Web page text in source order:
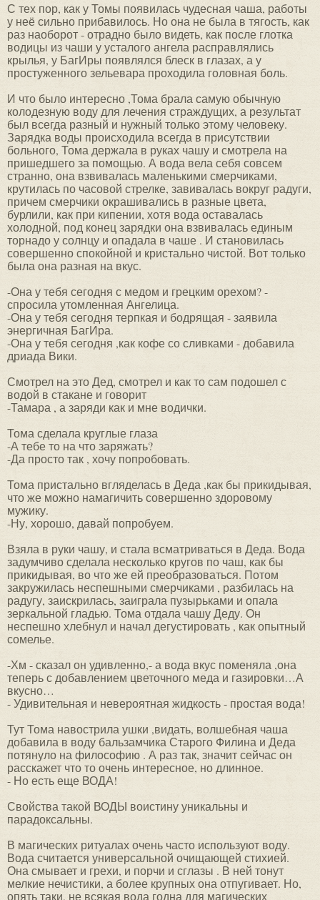
С тех пор, как у Томы появилась чудесная чаша, работы
у неё сильно прибавилось. Но она не была в тягость, как
раз наоборот - отрадно было видеть, как после глотка
водицы из чаши у усталого ангела расправлялись
крылья, у БагИры появлялся блеск в глазах, а у
простуженного зельевара проходила головная боль.
И что было интересно ,Тома брала самую обычную
колодезную воду для лечения страждущих, а результат
был всегда разный и нужный только этому человеку.
Зарядка воды происходила всегда в присутствии
больного, Тома держала в руках чашу и смотрела на
пришедшего за помощью. А вода вела себя совсем
странно, она взвивалась маленькими смерчиками,
крутилась по часовой стрелке, завивалась вокруг радуги,
причем смерчики окрашивались в разные цвета,
бурлили, как при кипении, хотя вода оставалась
холодной, под конец зарядки она взвивалась единым
торнадо у солнцу и опадала в чаше . И становилась
совершенно спокойной и кристально чистой. Вот только
была она разная на вкус.
-Она у тебя сегодня с медом и грецким орехом? -
спросила утомленная Ангелица.
-Она у тебя сегодня терпкая и бодрящая - заявила
энергичная БагИра.
-Она у тебя сегодня ,как кофе со сливками - добавила
дриада Вики.
Смотрел на это Дед, смотрел и как то сам подошел с
водой в стакане и говорит
-Тамара , а заряди как и мне водички.
Тома сделала круглые глаза
-А тебе то на что заряжать?
-Да просто так , хочу попробовать.
Тома пристально вгляделась в Деда ,как бы прикидывая,
что же можно намагичить совершенно здоровому
мужику.
-Ну, хорошо, давай попробуем.
Взяла в руки чашу, и стала всматриваться в Деда. Вода
задумчиво сделала несколько кругов по чаш, как бы
прикидывая, во что же ей преобразоваться. Потом
закружилась неспешными смерчиками , разбилась на
радугу, заискрилась, заиграла пузырьками и опала
зеркальной гладью. Тома отдала чашу Деду. Он
неспешно хлебнул и начал дегустировать , как опытный
сомелье.
-Хм - сказал он удивленно,- а вода вкус поменяла ,она
теперь с добавлением цветочного меда и газировки…А
вкусно…
- Удивительная и невероятная жидкость - простая вода!
Тут Тома навострила ушки ,видать, волшебная чаша
добавила в воду бальзамчика Старого Филина и Деда
потянуло на философию . А раз так, значит сейчас он
расскажет что то очень интересное, но длинное.
- Но есть еще ВОДА!
Свойства такой ВОДЫ воистину уникальны и
парадоксальны.
В магических ритуалах очень часто используют воду.
Вода считается универсальной очищающей стихией.
Она смывает и грехи, и порчи и сглазы . В ней тонут
мелкие нечистики, а более крупных она отпугивает. Но,
опять таки, не всякая вода годна для магических